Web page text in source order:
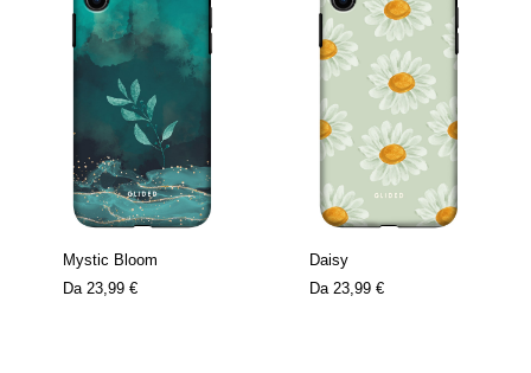
Mystic Bloom
Da 23,99 €
Daisy
Da 23,99 €